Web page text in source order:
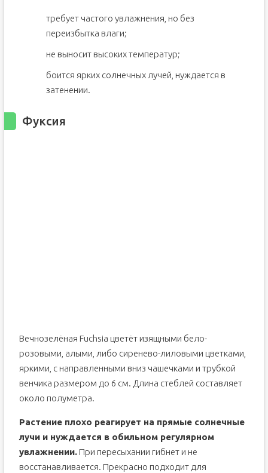
требует частого увлажнения, но без
переизбытка влаги;
не выносит высоких температур;
боится ярких солнечных лучей, нуждается в
затенении.
Фуксия
Вечнозелёная Fuchsia цветёт изящными бело-
розовыми, алыми, либо сиренево-лиловыми цветками,
яркими, с направленными вниз чашечками и трубкой
венчика размером до 6 см. Длина стеблей составляет
около полуметра.
Растение плохо реагирует на прямые солнечные
лучи и нуждается в обильном регулярном
увлажнении.При пересыхании гибнет и не
восстанавливается. Прекрасно подходит для